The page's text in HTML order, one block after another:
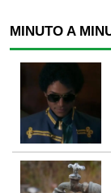
MINUTO A